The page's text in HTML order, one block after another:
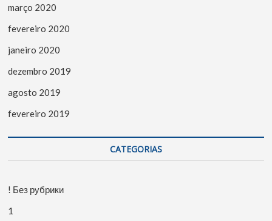
março 2020
fevereiro 2020
janeiro 2020
dezembro 2019
agosto 2019
fevereiro 2019
CATEGORIAS
! Без рубрики
1